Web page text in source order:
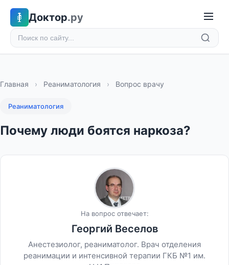
Доктор.ру
Главная › Реаниматология › Вопрос врачу
Реаниматология
Почему люди боятся наркоза?
На вопрос отвечает:
Георгий Веселов
Анестезиолог, реаниматолог. Врач отделения
реанимации и интенсивной терапии ГКБ №1 им.